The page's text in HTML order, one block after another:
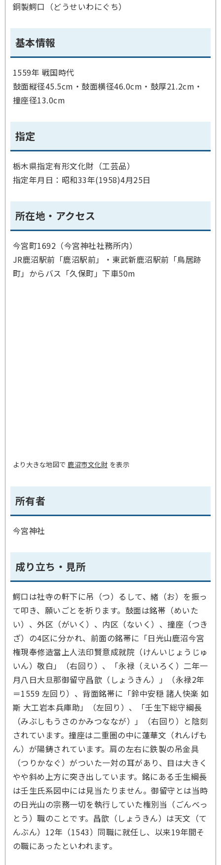
銅製鰐口（どうせいわにぐち）
基本情報
1559年 戦国時代
鼓面縦径45.5cm・鼓面横径46.0cm・鼓厚21.2cm・
撞座径13.0cm
指定
栃木県指定有形文化財（工芸品）
指定年月日：昭和33年(1958)4月25日
所在地・アクセス
今宮町1692（今宮神社社務所内）
JR鹿沼駅前「鹿沼駅前」・東武新鹿沼駅前「鳥居跡
町」からバス「久保町」下車50m
より大きな地図で鹿沼市文化財 を表示
所有者
今宮神社
成り立ち・見所
鰐口は社寺の軒下に吊（つ）るして、緒（お）を振っ
て叩き、願いごとを祈ります。鼓面は銘帯（めいた
い）、外区（がいく）、内区（ないく）、撞座（つき
ざ）の4区に分かれ、前面の銘帯に「日光山鹿沼今宮
権現奉修造當上人法印賢意成就院（けんいじょうじゅ
いん）敬白」（右回り）、「永禄（えいろく）二年一
月八日大旦那御留守昌歆（しょうきん）」（永禄2年
＝1559 左回り）、背面銘帯に「鈴中安穏 諸人快楽 如
斯 大工岩本兵庫助」（左回り）、「壬生下総守綱長
（みぶしもうさのかみつななが）」（右回り）と陰刻
されています。撞座は二重圏の中に蓮華文（れんげも
ん）が陽鋳されています。肩の左右に鉄製の吊金具
（つりかなぐ）がついた一対の耳があり、目は大きく
やや斜め上方に突き出しています。銘にある壬生綱長
は壬生氏系図中には見当たりません。御留守とは当時
の日光山の宗務一切を執行していた権別当（ごんべっ
とう）職のことです。昌歆（しょうきん）は天文（て
んぶん）12年（1543）同職に就任し、以来19年間そ
の職にあったといわれます。